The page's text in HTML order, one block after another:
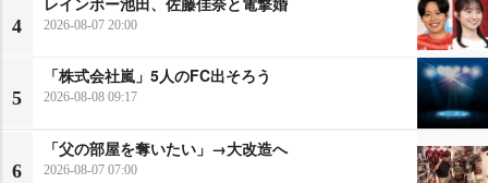
4 2026-08-07 20:00
5
「株式会社嵐」5人のFC出そろう
2026-08-08 09:17
6
「父の部屋を奪いたい」→大改造へ
2026-08-07 07:00